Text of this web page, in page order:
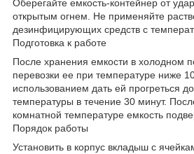
Оберегайте емкость-контейнер от
открытым огнем. Не применяйте
дезинфицирующих средств с
Подготовка к работе
После хранения емкости в холодном
перевозки ee при температуре ниже
использованием дать ей прогреться
температуры в течение 30 минут.
комнатной температуре емкость
Порядок работы
Установить в корпус вкладыш с